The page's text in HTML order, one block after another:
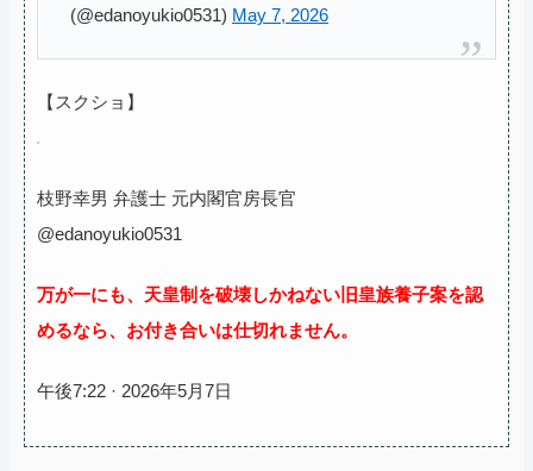
(@edanoyukio0531) May 7, 2026
【スクショ】
枝野幸男 弁護士 元内閣官房長官
@edanoyukio0531
万が一にも、天皇制を破壊しかねない旧皇族養子案を認
めるなら、お付き合いは仕切れません。
午後7:22 · 2026年5月7日